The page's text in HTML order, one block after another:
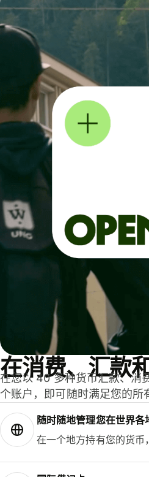
在消费、汇款
在您以 40 多种货币汇款、消
个账户，即可随时满足您的所
随时随地管理您在世界各
在一个地方持有您的货币